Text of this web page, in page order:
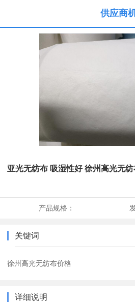
供应商
亚光无纺布 吸湿性好 徐州高光无
产品规格：
关键词
徐州高光无纺布价格
详细说明